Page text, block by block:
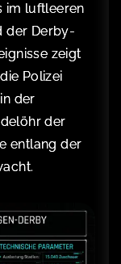
im luftleeren
der Derby-
zeigt
Polizei
der
der
entlang der